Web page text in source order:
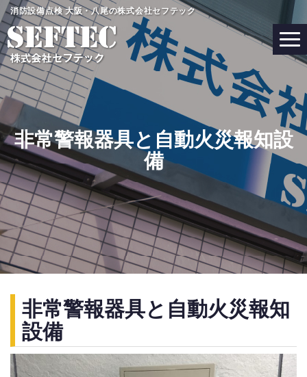
コ
ン
テ
ン
ツ
へ
ス
キ
ッ
プ
非常警報器具と自動火災報知設
備
消防設備点検 大阪・八尾の株式会社セフテック
非常警報器具と自動火災報知
設備